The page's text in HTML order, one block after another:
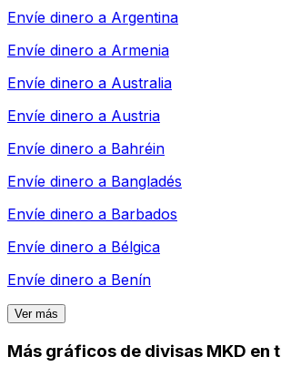
Envíe dinero a Argentina
Envíe dinero a Armenia
Envíe dinero a Australia
Envíe dinero a Austria
Envíe dinero a Bahréin
Envíe dinero a Bangladés
Envíe dinero a Barbados
Envíe dinero a Bélgica
Envíe dinero a Benín
Ver más
Más gráficos de divisas MKD en